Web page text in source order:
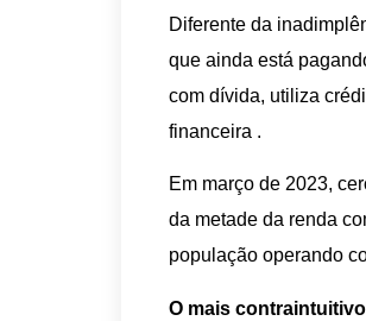
Diferente da
que ainda está
com dívida, utiliza
financeira .
Em março de 2023,
da metade da renda
população operando
O mais